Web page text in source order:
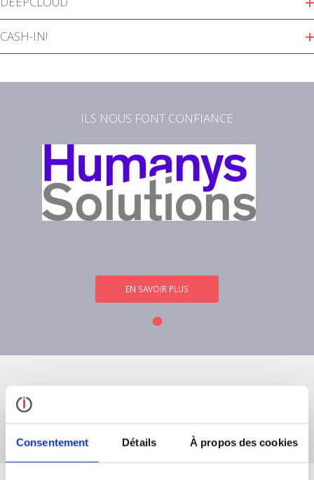
Consentement Détails À propos des cookies
CASH-IN!
ILS NOUS FONT CONFIANCE
EN SAVOIR PLUS
ALEXIS LARCHER Commercial responsable secteur PME